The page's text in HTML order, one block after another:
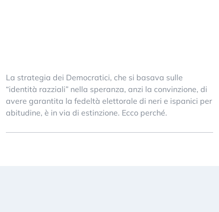
La strategia dei Democratici, che si basava sulle
“identità razziali” nella speranza, anzi la convinzione, di
avere garantita la fedeltà elettorale di neri e ispanici per
abitudine, è in via di estinzione. Ecco perché.